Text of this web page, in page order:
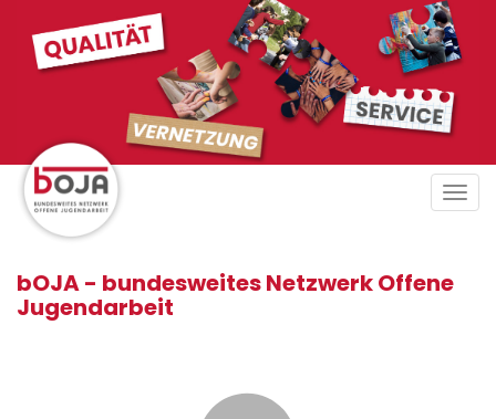
zum
Inhalt
bOJA - bundesweites Netzwerk Offene
Jugendarbeit